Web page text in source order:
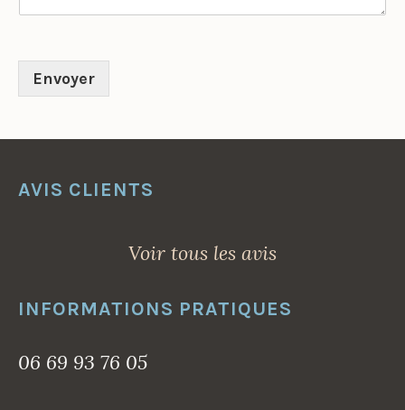
Envoyer
AVIS CLIENTS
Voir tous les avis
INFORMATIONS PRATIQUES
06 69 93 76 05